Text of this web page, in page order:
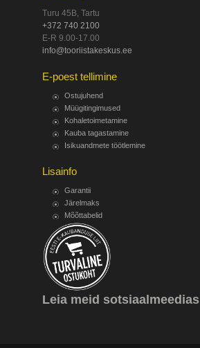
Turu 45B, Tartu
+372 740 2100
E-R 9.00-17.00
info@tooriistakeskus.ee
E-poest tellimine
Ostujuhend
Müügitingimused
Kohaletoimetamine
Kauba tagastamine
Isikuandmete töötlemine
Lisainfo
Garantii
Järelmaks
Mõõttabelid
Leia meid sotsiaalmeedias